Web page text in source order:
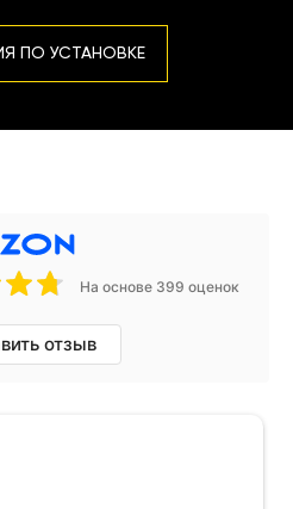
ПО УСТАНОВКЕ
На основе 399 оценок
отзыв